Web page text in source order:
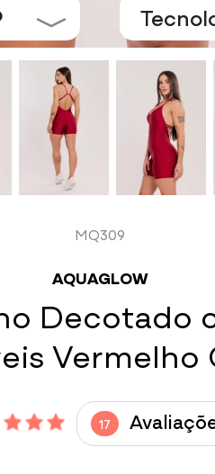
MQ309
AQUAGLOW
Decotado
Vermelho
17